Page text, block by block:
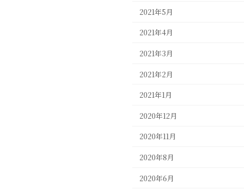
2021年5月
2021年4月
2021年3月
2021年2月
2021年1月
2020年12月
2020年11月
2020年8月
2020年6月